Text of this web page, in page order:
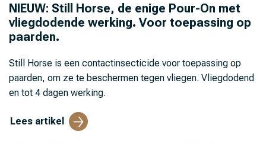
NIEUW: Still Horse, de enige Pour-On met
vliegdodende werking. Voor toepassing op
paarden.
Still Horse is een contactinsecticide voor toepassing op
paarden, om ze te beschermen tegen vliegen. Vliegdodend
en tot 4 dagen werking.
Lees artikel